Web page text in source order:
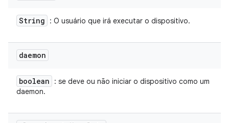
String : O usuário que irá executar o dispositivo.
daemon
boolean
: se deve ou não iniciar o dispositivo como um
daemon.